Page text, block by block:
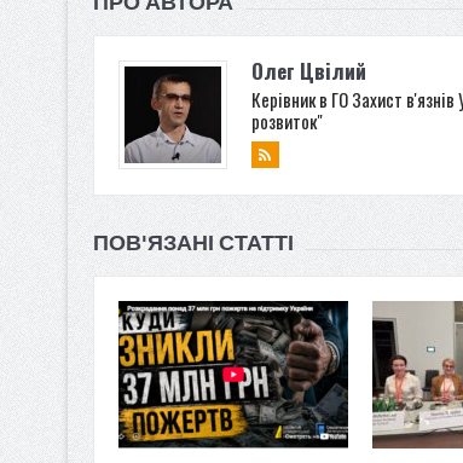
Олег Цвілий
Керівник в ГО Захист
розвиток"
ПОВ'ЯЗАНІ СТАТТІ